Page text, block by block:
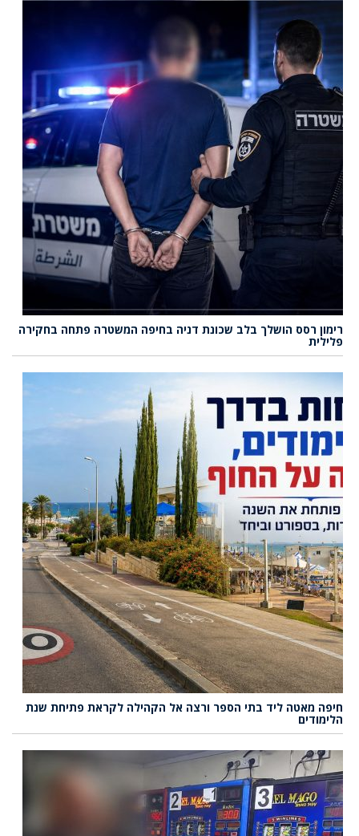
רימון רסס הושלך בלב שכונת דניה בחיפה המשטרה פתחה בחקירה
פלילית
חיפה מאטה ליד בתי הספר ורצה אל הקהילה לקראת פתיחת שנת
הלימודים